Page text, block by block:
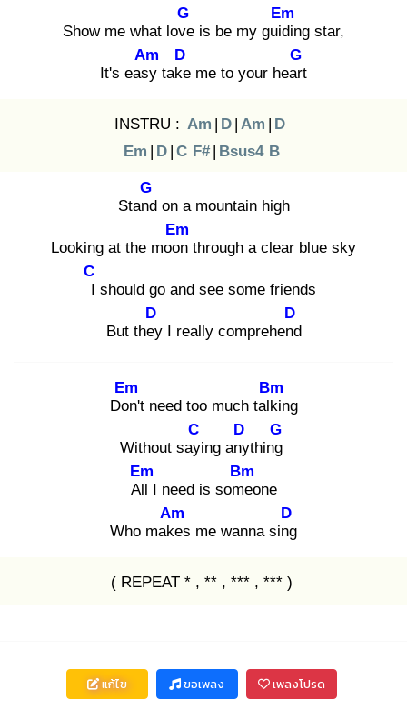
Show me what love
G
is be my guidi
Em
ng star,
It's easy
Am
take
D
me to your heart
G
INSTRU : Am | D | Am | D
Em | D | C F# | Bsus4 B
Stand
G
on a mountain high
Looking at the moon
Em
through a clear blue sky
I
C
should go and see some friends
But they
D
I really comprehend
D
Don
Em
't need too much talki
Bm
ng
Without sayi
C
ng any
D
thing
G
All
Em
I need is some
Bm
one
Who make
Am
s me wanna sing
D
( REPEAT * , ** , *** , *** )
แก้ไข ขอเพลง เพลงโปรด